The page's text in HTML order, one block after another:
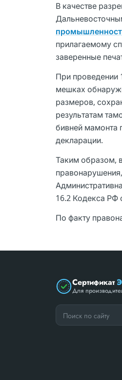
В качестве
прилагаемому
заверенные
При проведении
мешках
размеров,
результатам
бивней мамонта
декларации.
Таким образом,
16.2 Кодекса РФ
По факту
Сертификат
Для